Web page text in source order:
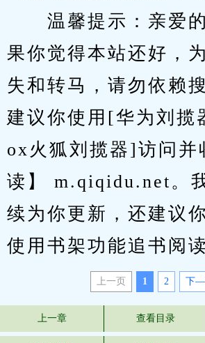
温馨提示：亲爱的
果你觉得本站还好，
失和转马，请勿依赖
建议你使用[华为刘
ox火狐刘揽器]访问并
读】 m.qiqidu.net。
续为你更新，还建议
使用书架功能追书阅
上一页 1 2 下—
上一章 查看目录